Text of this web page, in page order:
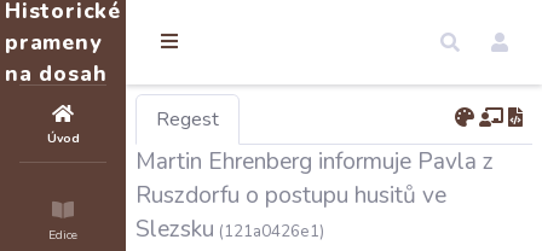
Historické
prameny
na dosah
Úvod
Edice
Regest
Martin Ehrenberg informuje Pavla z
Ruszdorfu o postupu husitů ve
Slezsku (121a0426e1)